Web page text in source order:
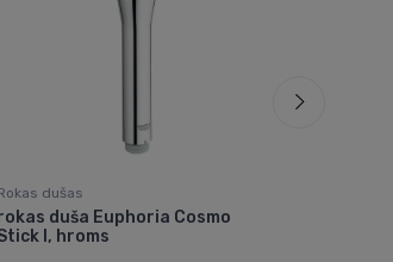
dušas
duša Euphoria Cosmo
I, hroms